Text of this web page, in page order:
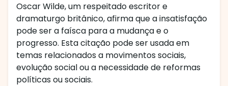
Oscar Wilde, um respeitado escritor e
dramaturgo britânico, afirma que a insatisfação
pode ser a faísca para a mudança e o
progresso. Esta citação pode ser usada em
temas relacionados a movimentos sociais,
evolução social ou a necessidade de reformas
políticas ou sociais.